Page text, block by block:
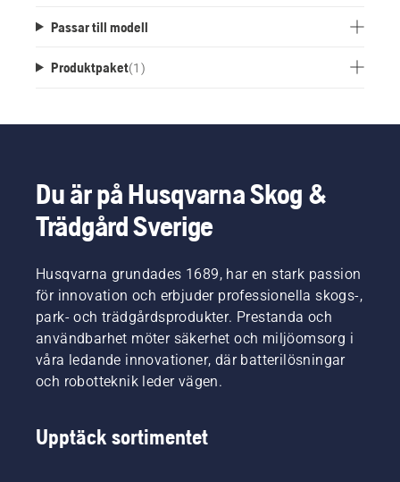
Passar till modell
Produktpaket(1 )
Du är på Husqvarna Skog &
Trädgård Sverige
Husqvarna grundades 1689, har en stark passion
för innovation och erbjuder professionella skogs-,
park- och trädgårdsprodukter. Prestanda och
användbarhet möter säkerhet och miljöomsorg i
våra ledande innovationer, där batterilösningar
och robotteknik leder vägen.
Upptäck sortimentet